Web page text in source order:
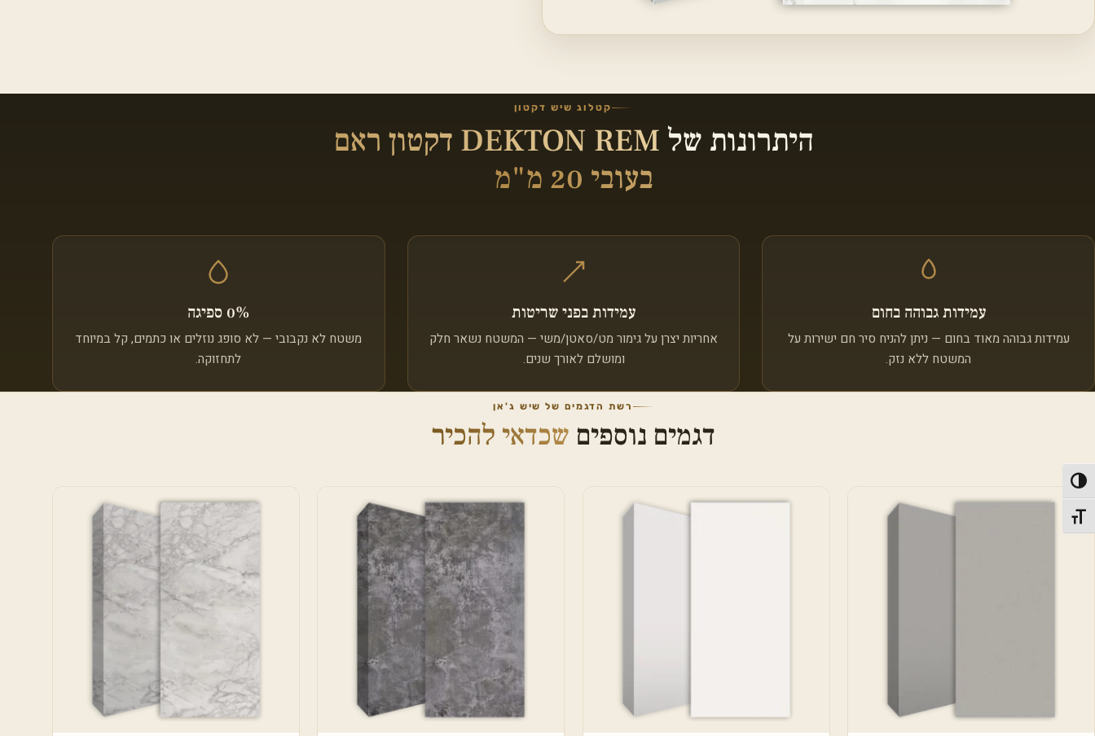
הפעל/כבה ניגודיות גבוהה
מתג גודל גופן
קטלוג שיש דקטון
היתרונות של
DEKTON REM דקטון ראם
בעובי 20 מ"מ
עמידות גבוהה בחום
עמידות גבוהה מאוד בחום — ניתן להניח סיר חם ישירות על
המשטח ללא נזק.
עמידות בפני שריטות
אחריות יצרן על גימור מט/סאטן/משי — המשטח נשאר חלק
ומושלם לאורך שנים.
0% ספיגה
משטח לא נקבובי — לא סופג נוזלים או כתמים, קל במיוחד
לתחזוקה.
רשת הדגמים של שיש ג'אן
דגמים נוספים שכדאי להכיר